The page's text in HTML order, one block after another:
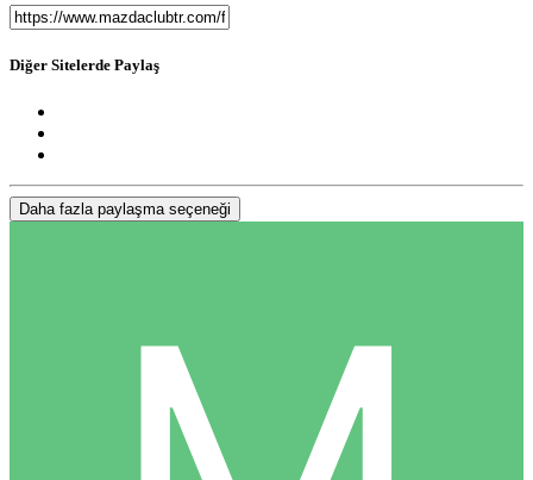
Diğer Sitelerde Paylaş
Daha fazla paylaşma seçeneği